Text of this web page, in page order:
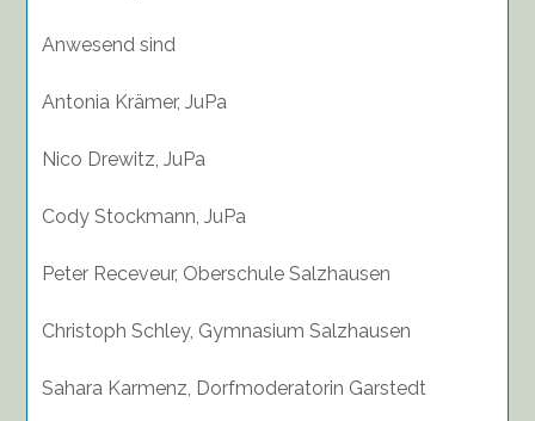
Anwesend sind
Antonia Krämer, JuPa
Nico Drewitz, JuPa
Cody Stockmann, JuPa
Peter Receveur, Oberschule Salzhausen
Christoph Schley, Gymnasium Salzhausen
Sahara Karmenz, Dorfmoderatorin Garstedt